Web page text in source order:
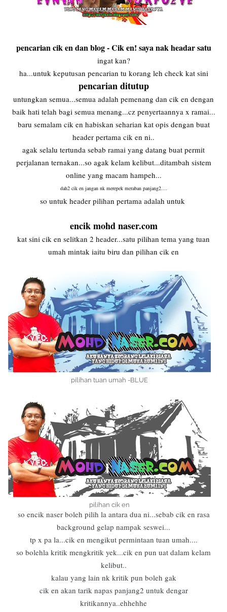
pencarian cik en dan blog - Cik en! saya nak headar satu
ingat kan?
ha...untuk keputusan pencarian tu korang leh check kat sini
pencarian ditutup
untungkan semua...semua adalah pemenang dan cik en dengan
baik hati telah bagi semua menang...cz penyertaannya x ramai...
baru semalam cik en habiskan seharian kat opis dengan buat
header pertama cik en ni..
agak selalu tertunda sebab ramai yang datang buat permit
perjalanan ternakan...so agak kelam kelibut...ditambah sistem
online yang macam hampeh...
dah2 cik en jangan nk merepek meraban panjang2....
so untuk header pilihan pertama adalah untuk
encik mohd naser.com
kat sini cik en selitkan 2 header...satu pilihan tema yang tuan
umah mintak iaitu biru dan pilihan cik en
pilihan tuan umah -BLUE
pilihan cik en
so encik naser boleh pilih la antara dua ni...sebab cik en rasa
background gelap nampak seswei...
tp x pa la...cik en mengikut permintaan tuan umah....
so bolehla kritik mengkritik yek...cik en pun uat dalam kelam
kelibut..
kalau yang lain nk kritik pun boleh gak
cik en akan tarik napas panjang2 untuk dengar
kritikannya..ehhehhe